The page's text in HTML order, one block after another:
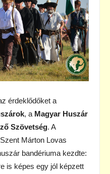
érdeklődőket a
, a Magyar Huszár
Szövetség. A
Márton Lovas
bandériuma kezdte:
is képes egy jól képzett